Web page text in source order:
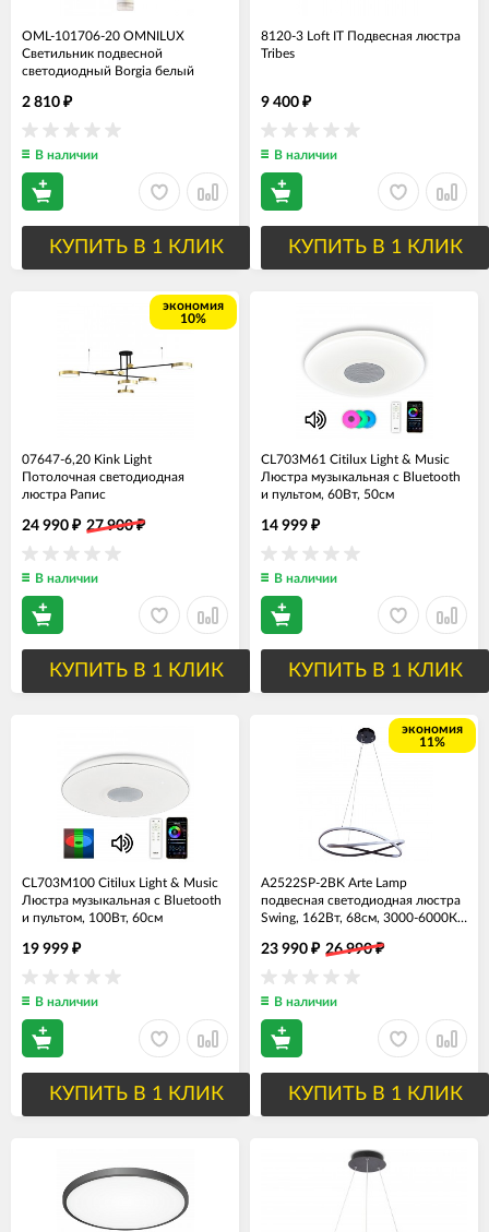
OML-101706-20 OMNILUX
Светильник подвесной
светодиодный Borgia белый
2 810 ₽
В наличии
КУПИТЬ В 1 КЛИК
8120-3 Loft IT Подвесная люстра
Tribes
9 400 ₽
В наличии
КУПИТЬ В 1 КЛИК
экономия
10%
07647-6,20 Kink Light
Потолочная светодиодная
люстра Рапис
24 990 ₽ 27 900₽
В наличии
КУПИТЬ В 1 КЛИК
CL703M61 Citilux Light & Music
Люстра музыкальная с Bluetooth
и пультом, 60Вт, 50см
14 999 ₽
В наличии
КУПИТЬ В 1 КЛИК
CL703M100 Citilux Light & Music
Люстра музыкальная с Bluetooth
и пультом, 100Вт, 60см
19 999 ₽
В наличии
КУПИТЬ В 1 КЛИК
экономия
11%
A2522SP-2BK Arte Lamp
подвесная светодиодная люстра
Swing, 162Вт, 68см, 3000-6000К с
23 990 ₽ 26 990₽
В наличии
КУПИТЬ В 1 КЛИК